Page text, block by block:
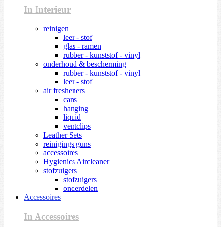
In Interieur
reinigen
leer - stof
glas - ramen
rubber - kunststof - vinyl
onderhoud & bescherming
rubber - kunststof - vinyl
leer - stof
air fresheners
cans
hanging
liquid
ventclips
Leather Sets
reinigings guns
accessoires
Hygienics Aircleaner
stofzuigers
stofzuigers
onderdelen
Accessoires
In Accessoires